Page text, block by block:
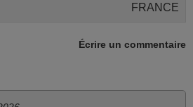
FRANCE
mars 2026
Écrire un commentaire